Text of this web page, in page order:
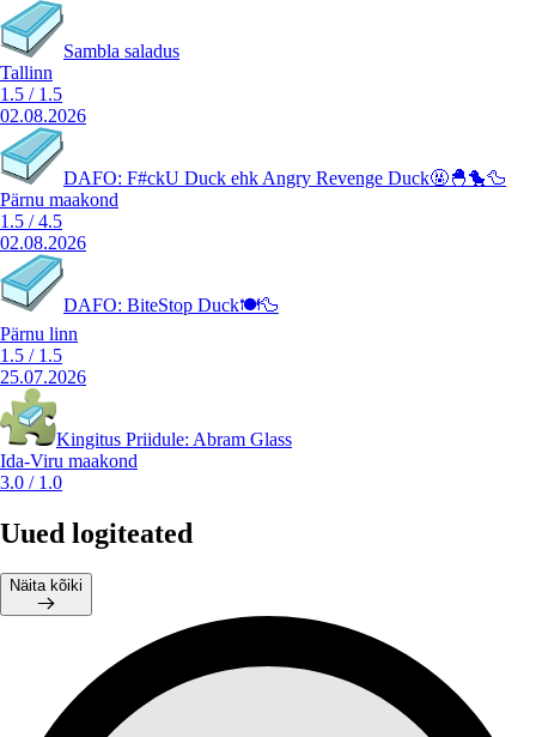
Sambla saladus
Tallinn
1.5 / 1.5
02.08.2026
DAFO: F#ckU Duck ehk Angry Revenge Duck🤬🐣🐤🦆
Pärnu maakond
1.5 /4.5
02.08.2026
DAFO: BiteStop Duck🍽️🦆
Pärnu linn
1.5 / 1.5
25.07.2026
Kingitus Priidule: Abram Glass
Ida-Viru maakond
3.0 / 1.0
Uued logiteated
Näita kõiki